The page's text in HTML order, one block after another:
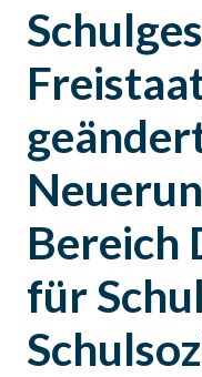
Bereich
für